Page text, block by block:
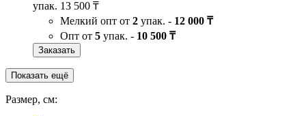
упак. 13 500 ₸
Мелкий опт от 2 упак. - 12 000 ₸
Опт от 5 упак. - 10 500 ₸
Заказать
Показать ещё
Размер, см: